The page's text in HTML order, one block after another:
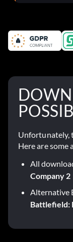
corrections
Unfortunately,
Here are some
All
Company 2
Alternative
Battlefield: